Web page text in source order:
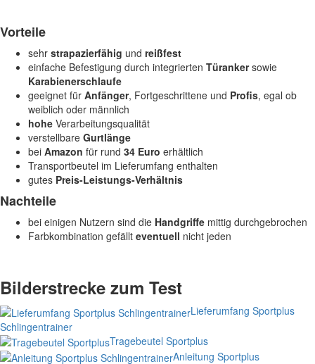
Vorteile
sehr strapazierfähig und reißfest
einfache Befestigung durch integrierten Türankersowie
Karabienerschlaufe
geeignet für Anfänger, Fortgeschrittene und Profis, egal ob
weiblich oder männlich
hohe Verarbeitungsqualität
verstellbare Gurtlänge
bei Amazon für rund 34 Euro erhältlich
Transportbeutel im Lieferumfang enthalten
gutes Preis-Leistungs-Verhältnis
Nachteile
bei einigen Nutzern sind die Handgriffe mittig durchgebrochen
Farbkombination gefällt eventuell nicht jeden
Bilderstrecke zum Test
Lieferumfang Sportplus
Schlingentrainer
Tragebeutel Sportplus
Anleitung Sportplus